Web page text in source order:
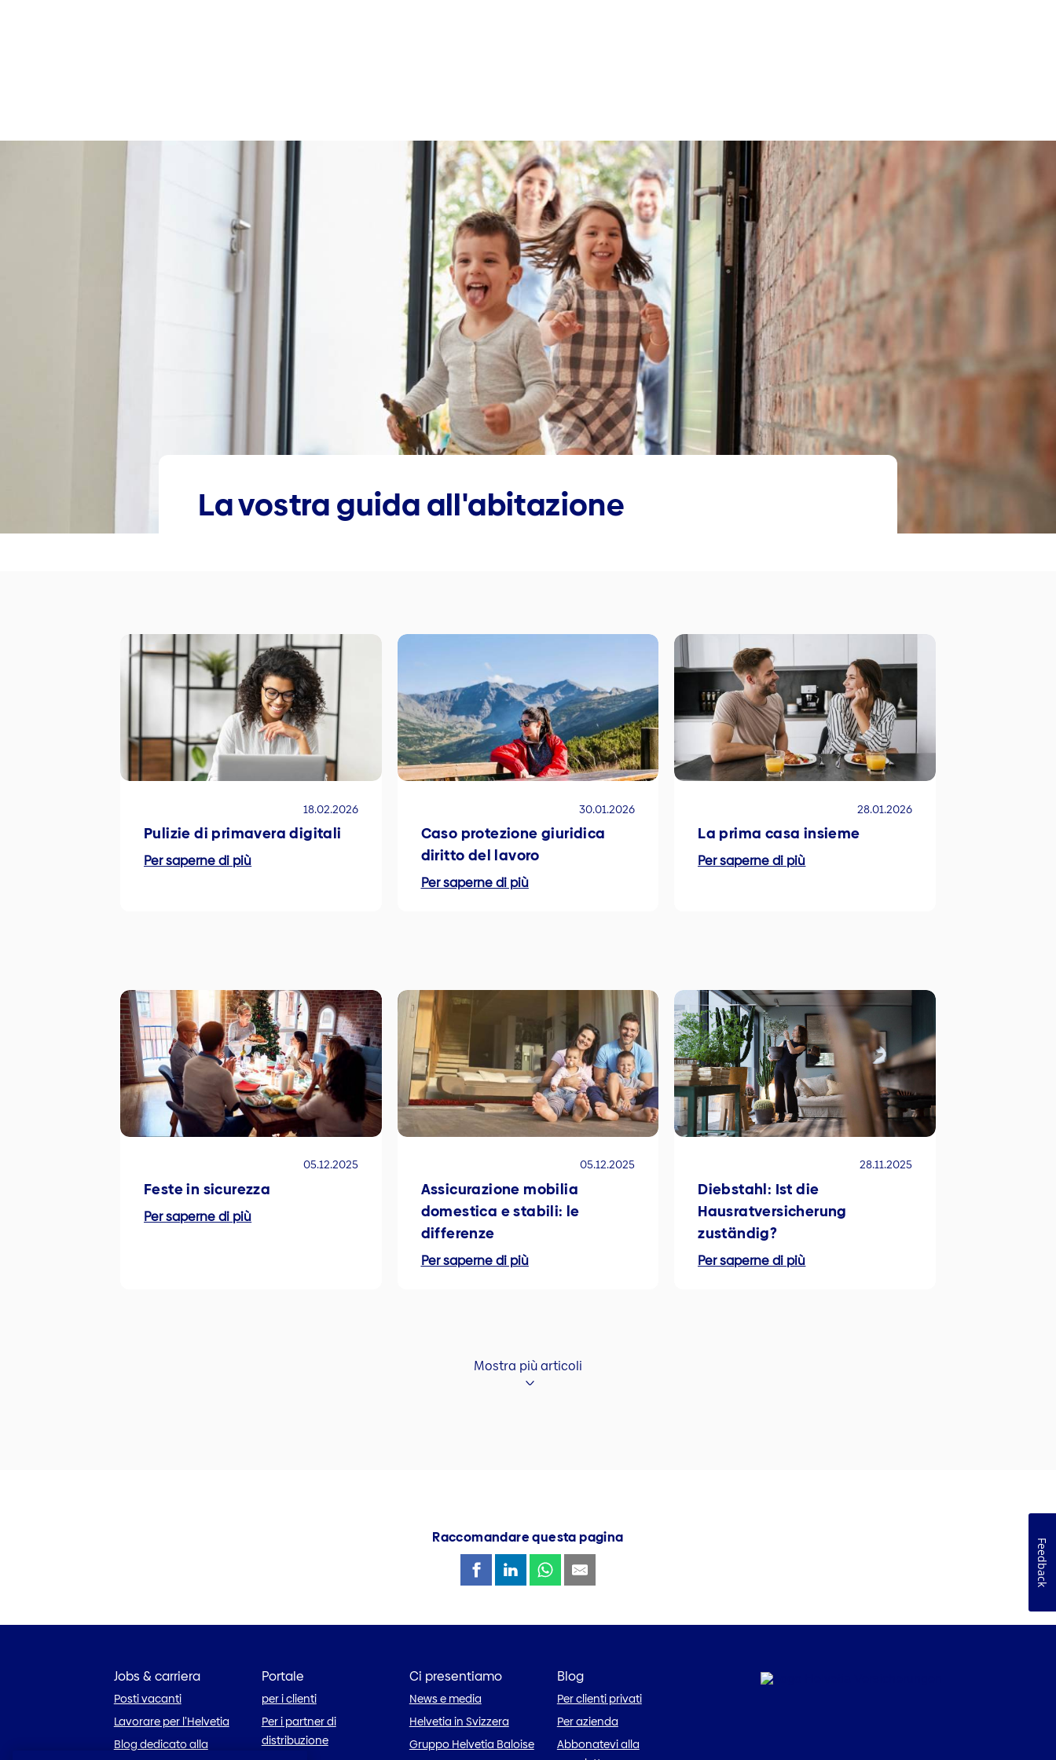
La vostra guida all'abitazione
18.02.2026
Pulizie di primavera digitali
Per saperne di più
30.01.2026
Caso protezione giuridica
diritto del lavoro
Per saperne di più
28.01.2026
La prima casa insieme
Per saperne di più
05.12.2025
Feste in sicurezza
Per saperne di più
05.12.2025
Assicurazione mobilia
domestica e stabili: le
differenze
Per saperne di più
28.11.2025
Diebstahl: Ist die
Hausratversicherung
zuständig?
Per saperne di più
Mostra più articoli
Raccomandare questa pagina
Jobs & carriera
Posti vacanti
Lavorare per l’Helvetia
Blog dedicato alla
Portale
per i clienti
Per i partner di
distribuzione
Ci presentiamo
News e media
Helvetia in Svizzera
Gruppo Helvetia Baloise
Blog
Per clienti privati
Per azienda
Abbonatevi alla
Feedback